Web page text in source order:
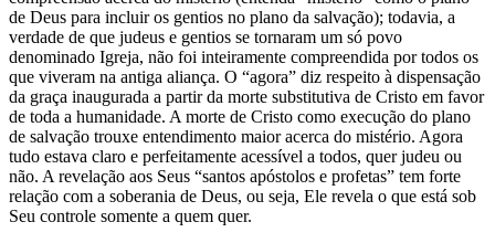
de Deus para incluir os gentios no plano da salvação); todavia, a
verdade de que judeus e gentios se tornaram um só povo
denominado Igreja, não foi inteiramente compreendida por todos os
que viveram na antiga aliança. O “agora” diz respeito à dispensação
da graça inaugurada a partir da morte substitutiva de Cristo em favor
de toda a humanidade. A morte de Cristo como execução do plano
de salvação trouxe entendimento maior acerca do mistério. Agora
tudo estava claro e perfeitamente acessível a todos, quer judeu ou
não. A revelação aos Seus “santos apóstolos e profetas” tem forte
relação com a soberania de Deus, ou seja, Ele revela o que está sob
Seu controle somente a quem quer.